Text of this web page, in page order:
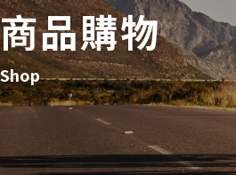
商品購物
Shop